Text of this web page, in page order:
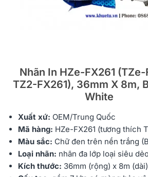
Nhãn In HZe-FX261 (TZe-
TZ2-FX261), 36mm X 8m,
White
Xuất xứ: OEM/Trung Quốc
Mã hàng: HZe-FX261 (tương thích
Màu sắc: Chữ đen trên nền trắng
Loại nhãn: nhãn đa lớp loại siêu
Kích thước: 36mm (rộng) x 8m (dài)